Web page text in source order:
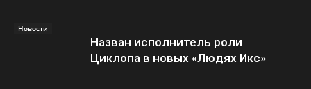
Новости
Назван исполнитель роли
Циклопа в новых «Людях Икс»